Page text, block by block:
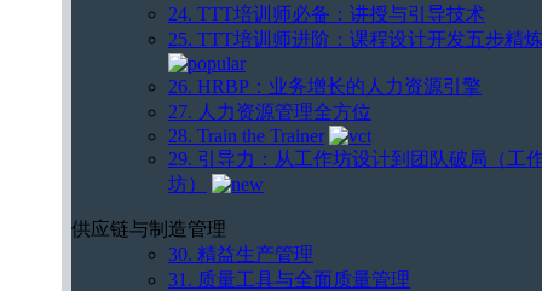
24. TTT培训师必备：讲授与引导技术
25. TTT培训师进阶：课程设计开发五步精炼
26. HRBP：业务增长的人力资源引擎
27. 人力资源管理全方位
28. Train the Trainer
29. 引导力：从工作坊设计到团队破局（工
坊）
供应链与制造管理
30. 精益生产管理
31. 质量工具与全面质量管理